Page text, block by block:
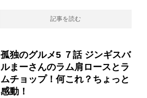
記事を読む
孤独のグルメ5 ７話 ジンギスバ
ルまーさんのラム肩ロースとラ
ムチョップ！何これ？ちょっと
感動！